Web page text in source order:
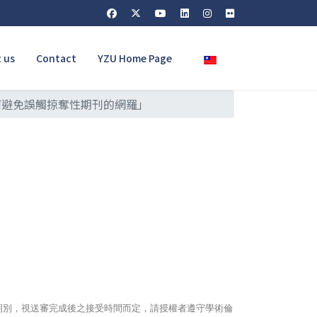
us Contact YZU Home Page Select your language
免誤觸掠奪性期刊的網羅」
，視送審完成後之接受時間而定，請授權者遵守學術倫